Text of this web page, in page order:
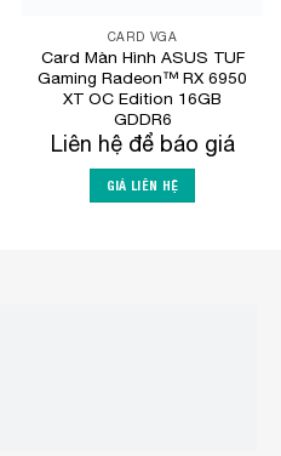
CARD VGA
Card Màn Hình ASUS TUF
Gaming Radeon™ RX 6950
XT OC Edition 16GB
GDDR6
Liên hệ để báo giá
GIÁ LIÊN HỆ